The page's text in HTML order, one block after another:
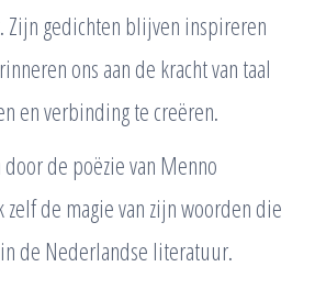
Zijn gedichten blijven inspireren
ons aan de kracht van taal
en verbinding te creëren.
de poëzie van Menno
de magie van zijn woorden die
de Nederlandse literatuur.